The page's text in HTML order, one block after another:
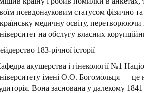
псевдонауковим статусом фізично
медичну освіту, перетворюючи
на обслугу власних
183-річної історії
акушерства і гінекології №1
імені О.О. Богомольця — це
Вона заснована у далекому